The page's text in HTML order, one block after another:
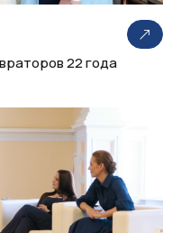
22 года